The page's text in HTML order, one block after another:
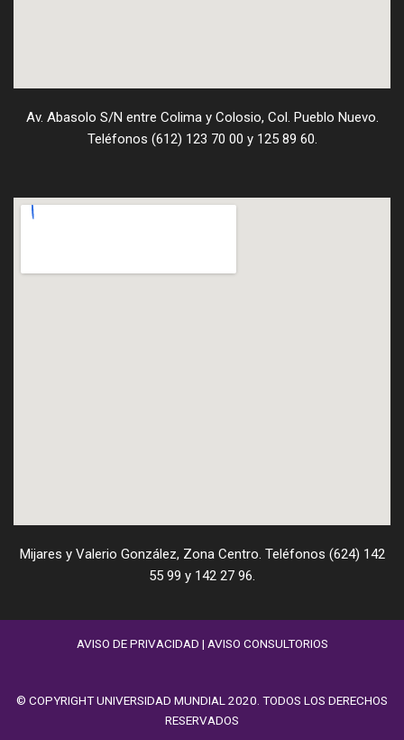
Av. Abasolo S/N entre Colima y Colosio, Col. Pueblo Nuevo.
Teléfonos (612) 123 70 00 y 125 89 60.
Mijares y Valerio González, Zona Centro. Teléfonos (624) 142
55 99 y 142 27 96.
AVISO DE PRIVACIDAD | AVISO CONSULTORIOS
© COPYRIGHT UNIVERSIDAD MUNDIAL 2020. TODOS LOS DERECHOS
RESERVADOS